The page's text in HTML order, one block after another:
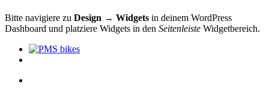
Bitte navigiere zu Design → Widgets in deinem WordPress
Dashboard und platziere Widgets in den Seitenleiste Widgetbereich.